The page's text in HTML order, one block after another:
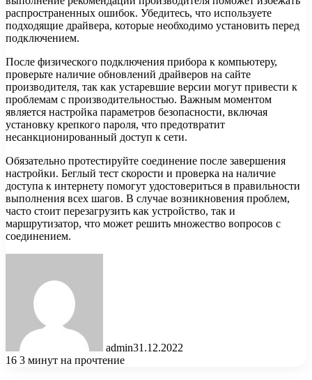
распространенных ошибок. Убедитесь, что используете
подходящие драйвера, которые необходимо установить перед
подключением.
После физического подключения прибора к компьютеру,
проверьте наличие обновлений драйверов на сайте
производителя, так как устаревшие версии могут привести к
проблемам с производительностью. Важным моментом
является настройка параметров безопасности, включая
установку крепкого пароля, что предотвратит
несанкционированный доступ к сети.
Обязательно протестируйте соединение после завершения
настройки. Беглый тест скорости и проверка на наличие
доступа к интернету помогут удостовериться в правильности
выполнения всех шагов. В случае возникновения проблем,
часто стоит перезагрузить как устройство, так и
маршрутизатор, что может решить множество вопросов с
соединением.
admin31.12.2022
16 3 минут на прочтение